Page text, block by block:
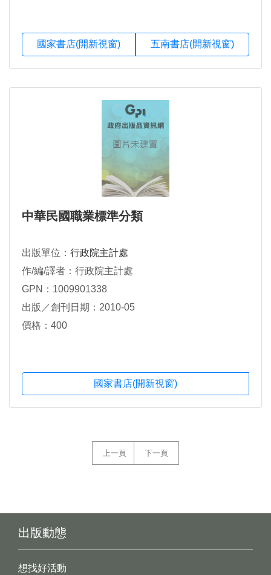
國家書店(開新視窗) 五南書店(開新視窗)
中華民國職業標準分類
出版單位： 行政院主計處
作/編/譯者：行政院主計處
GPN：1009901338
出版／創刊日期：2010-05
價格：400
國家書店(開新視窗)
上一頁 下一頁
出版動態
想找好活動